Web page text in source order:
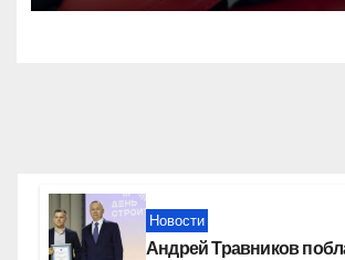
Новости
Андрей Травников